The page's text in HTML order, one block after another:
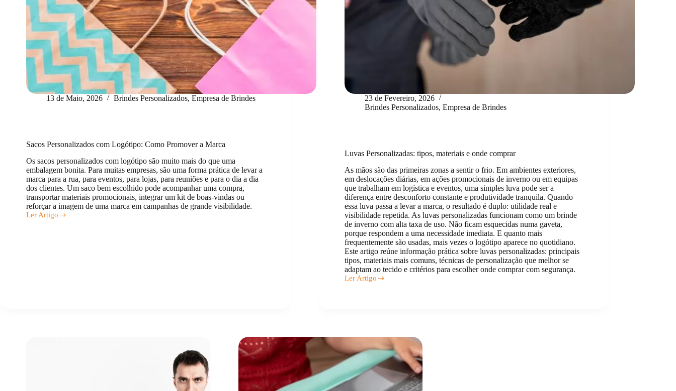
13 de Maio, 2026 Brindes Personalizados, Empresa de Brindes
Sacos Personalizados com Logótipo: Como Promover a Marca
Os sacos personalizados com logótipo são muito mais do que uma
embalagem bonita. Para muitas empresas, são uma forma prática de levar a
marca para a rua, para eventos, para lojas, para reuniões e para o dia a dia
dos clientes. Um saco bem escolhido pode acompanhar uma compra,
transportar materiais promocionais, integrar um kit de boas-vindas ou
reforçar a imagem de uma marca em campanhas de grande visibilidade.
Ler Artigo
Sacos
23 de Fevereiro, 2026
Brindes Personalizados, Empresa de Brindes
Luvas Personalizadas: tipos, materiais e onde comprar
As mãos são das primeiras zonas a sentir o frio. Em ambientes exteriores,
em deslocações diárias, em ações promocionais de inverno ou em equipas
que trabalham em logística e eventos, uma simples luva pode ser a
diferença entre desconforto constante e produtividade tranquila. Quando
essa luva passa a levar a marca, o resultado é duplo: utilidade real e
visibilidade repetida. As luvas personalizadas funcionam como um brinde
de inverno com alta taxa de uso. Não ficam esquecidas numa gaveta,
porque respondem a uma necessidade imediata. E quanto mais
frequentemente são usadas, mais vezes o logótipo aparece no quotidiano.
Este artigo reúne informação prática sobre luvas personalizadas: principais
tipos, materiais mais comuns, técnicas de personalização que melhor se
adaptam ao tecido e critérios para escolher onde comprar com segurança.
Ler Artigo
Luvas